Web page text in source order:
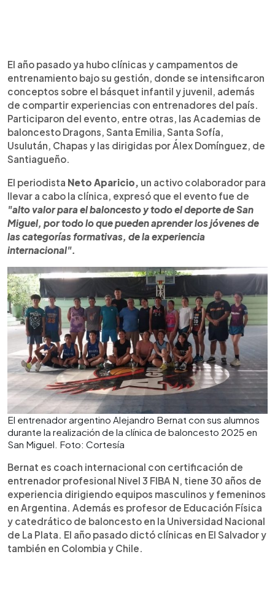
El año pasado ya hubo clínicas y campamentos de
entrenamiento bajo su gestión, donde se intensificaron
conceptos sobre el básquet infantil y juvenil, además
de compartir experiencias con entrenadores del país.
Participaron del evento, entre otras, las Academias de
baloncesto Dragons, Santa Emilia, Santa Sofía,
Usulután, Chapas y las dirigidas por Álex Domínguez, de
Santiagueño.
El periodista Neto Aparicio, un activo colaborador para
llevar a cabo la clínica, expresó que el evento fue de
"alto valor para el baloncesto y todo el deporte de San
Miguel, por todo lo que pueden aprender los jóvenes de
las categorías formativas, de la experiencia
internacional".
El entrenador argentino Alejandro Bernat con sus alumnos
durante la realización de la clínica de baloncesto 2025 en
San Miguel. Foto: Cortesía
Bernat es coach internacional con certificación de
entrenador profesional Nivel 3 FIBA N, tiene 30 años de
experiencia dirigiendo equipos masculinos y femeninos
en Argentina. Además es profesor de Educación Física
y catedrático de baloncesto en la Universidad Nacional
de La Plata. El año pasado dictó clínicas en El Salvador y
también en Colombia y Chile.